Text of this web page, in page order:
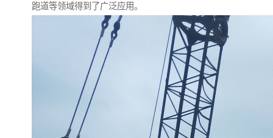
跑道等领域得到了广泛应用。